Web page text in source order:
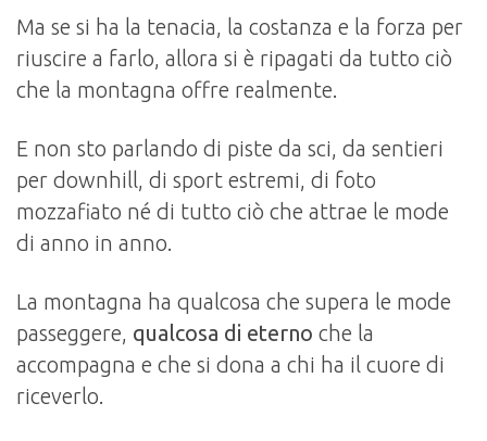
Ma se si ha la tenacia, la costanza e la forza per
riuscire a farlo, allora si è ripagati da tutto ciò
che la montagna offre realmente.
E non sto parlando di piste da sci, da sentieri
per downhill, di sport estremi, di foto
mozzafiato né di tutto ciò che attrae le mode
di anno in anno.
La montagna ha qualcosa che supera le mode
passeggere, qualcosa di eterno che la
accompagna e che si dona a chi ha il cuore di
riceverlo.